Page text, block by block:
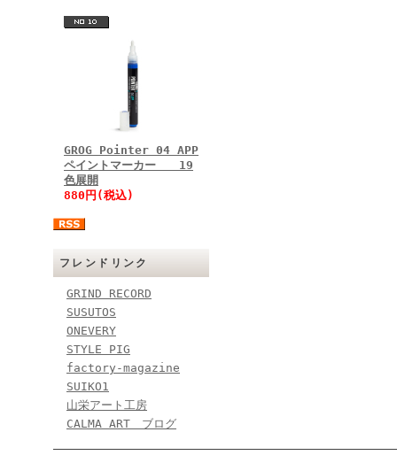
GROG Pointer 04 APP
ペイントマーカー 19
色展開
880円(税込)
フレンドリンク
GRIND RECORD
SUSUTOS
ONEVERY
STYLE PIG
factory-magazine
SUIKO1
山栄アート工房
CALMA ART ブログ